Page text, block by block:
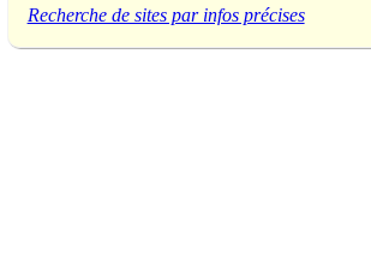
Recherche de sites par infos précises